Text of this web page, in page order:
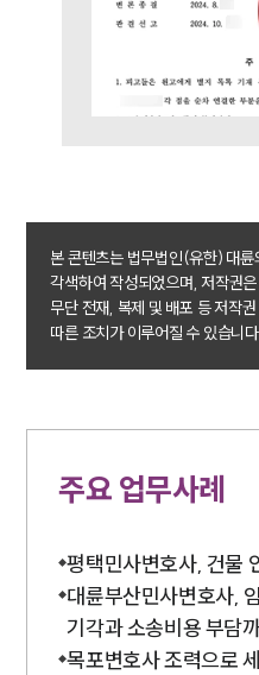
업
주요
업
민사
구성
손해배상 ·
소
언
공
법률
본 콘텐츠는 법무법인(유한) 대
각색하여 작성되었으며, 저작권
무단 전재, 복제 및 배포 등 저작
따른 조치가 이루어질 수 있습니
주요 업무사례
평택민사변호사, 건물
대륜부산민사변호사,
기각과 소송비용 부담
목포변호사 조력으로